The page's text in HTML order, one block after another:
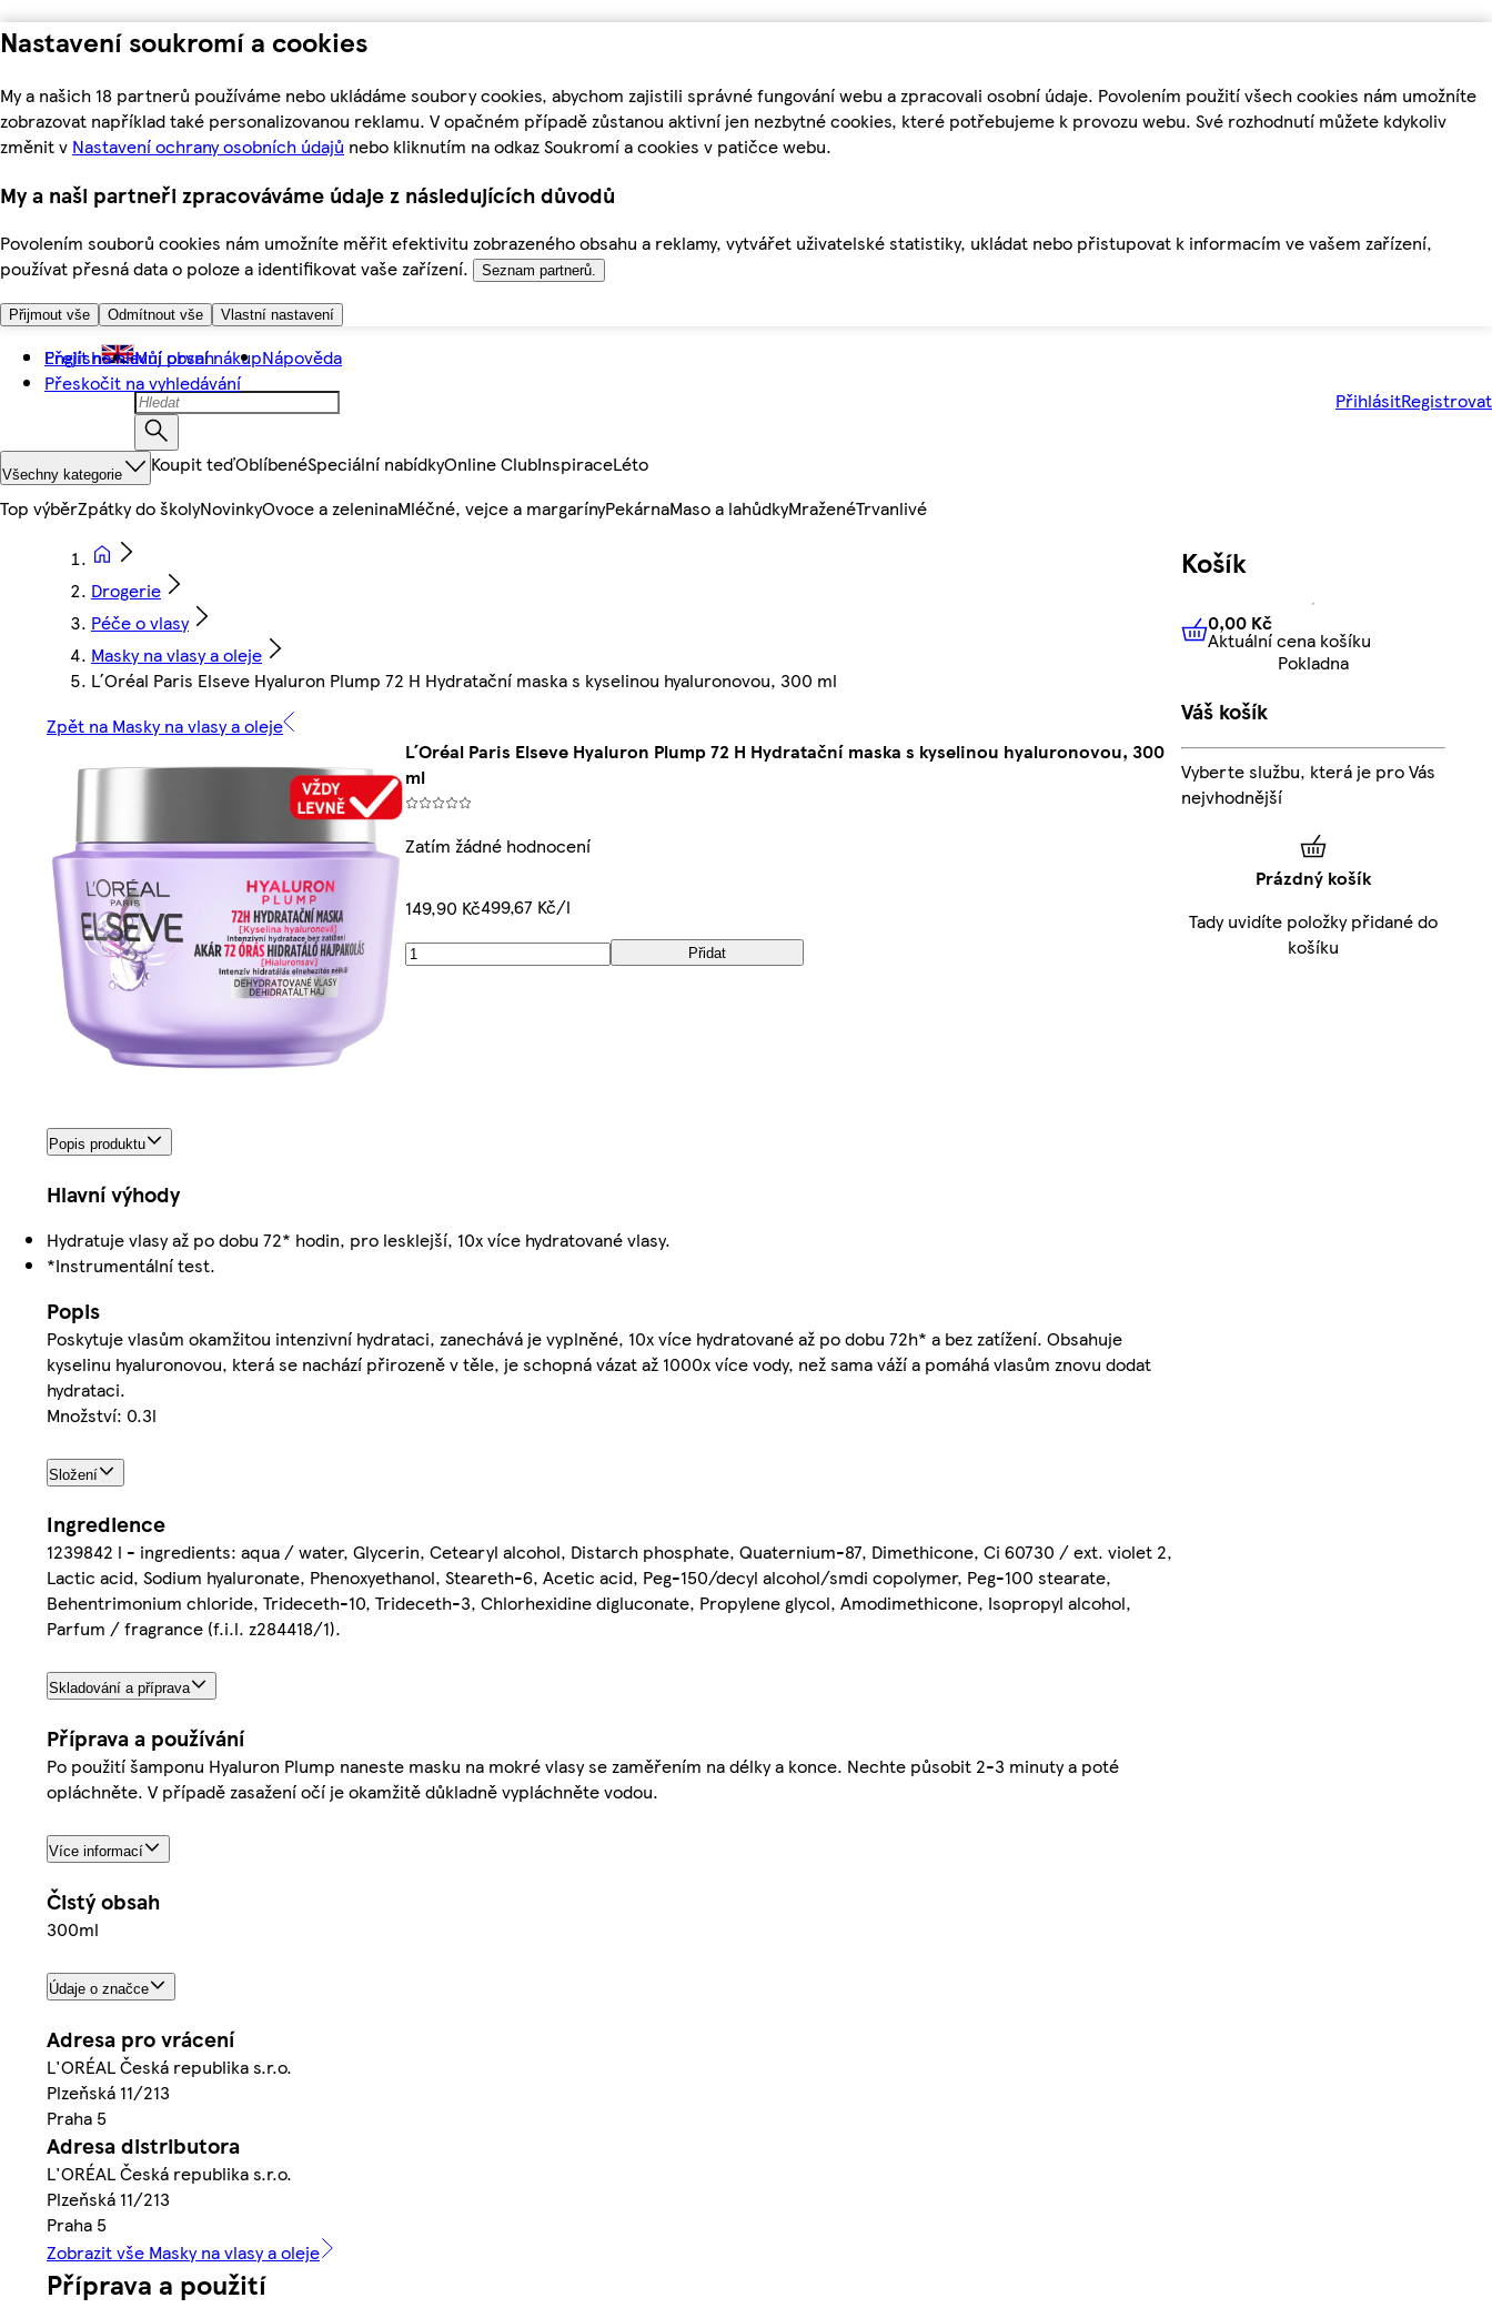
Nastavení soukromí a cookies
My a našich 18 partnerů používáme nebo ukládáme soubory cookies, abychom zajistili správné fungování webu a zpracovali osobní údaje. Povolením použití všech cookies nám umožníte
zobrazovat například také personalizovanou reklamu. V opačném případě zůstanou aktivní jen nezbytné cookies, které potřebujeme k provozu webu. Své rozhodnutí můžete kdykoliv
změnit v Nastavení ochrany osobních údajů nebo kliknutím na odkaz Soukromí a cookies v patičce webu.
My a naši partneři zpracováváme údaje z následujících důvodů
Povolením souborů cookies nám umožníte měřit efektivitu zobrazeného obsahu a reklamy, vytvářet uživatelské statistiky, ukládat nebo přistupovat k informacím ve vašem zařízení,
používat přesná data o poloze a identifikovat vaše zařízení.
Seznam partnerů.
Přijmout vše Odmítnout vše Vlastní nastavení
Přejít na hlavní obsah
Přeskočit na vyhledávání
English Můj první nákupNápověda
PřihlásitRegistrovat
Všechny kategorie Koupit teďOblíbenéSpeciální nabídkyOnline ClubInspiraceLéto
Top výběrZpátky do školyNovinkyOvoce a zeleninaMléčné, vejce a margarínyPekárnaMaso a lahůdkyMraženéTrvanlivé
Drogerie
Péče o vlasy
Masky na vlasy a oleje
L´Oréal Paris Elseve Hyaluron Plump 72 H Hydratační maska s kyselinou hyaluronovou, 300 ml
Zpět na Masky na vlasy a oleje
L´Oréal Paris Elseve Hyaluron Plump 72 H Hydratační maska s kyselinou hyaluronovou, 300
ml
Zatím žádné hodnocení
149,90 Kč499,67 Kč/l
Přidat
Popis produktu
Hlavní výhody
Hydratuje vlasy až po dobu 72* hodin, pro lesklejší, 10x více hydratované vlasy.
*Instrumentální test.
Popis
Poskytuje vlasům okamžitou intenzivní hydrataci, zanechává je vyplněné, 10x více hydratované až po dobu 72h* a bez zatížení. Obsahuje
kyselinu hyaluronovou, která se nachází přirozeně v těle, je schopná vázat až 1000x více vody, než sama váží a pomáhá vlasům znovu dodat
hydrataci.
Množství: 0.3l
Složení
Ingredience
1239842 l - ingredients: aqua / water, Glycerin, Cetearyl alcohol, Distarch phosphate, Quaternium-87, Dimethicone, Ci 60730 / ext. violet 2,
Lactic acid, Sodium hyaluronate, Phenoxyethanol, Steareth-6, Acetic acid, Peg-150/decyl alcohol/smdi copolymer, Peg-100 stearate,
Behentrimonium chloride, Trideceth-10, Trideceth-3, Chlorhexidine digluconate, Propylene glycol, Amodimethicone, Isopropyl alcohol,
Parfum / fragrance (f.i.l. z284418/1).
Skladování a příprava
Příprava a používání
Po použití šamponu Hyaluron Plump naneste masku na mokré vlasy se zaměřením na délky a konce. Nechte působit 2-3 minuty a poté
opláchněte. V případě zasažení očí je okamžitě důkladně vypláchněte vodou.
Více informací
Čistý obsah
300ml
Údaje o značce
Adresa pro vrácení
L'ORÉAL Česká republika s.r.o.
Plzeňská 11/213
Praha 5
Adresa distributora
L'ORÉAL Česká republika s.r.o.
Plzeňská 11/213
Praha 5
Zobrazit vše Masky na vlasy a oleje
Příprava a použití
Košík
0,00 KčAktuální cena košíku
0,00 Kč
Aktuální cena košíku
Pokladna
Váš košík
Vyberte službu, která je pro Vás
nejvhodnější
Prázdný košík
Tady uvidíte položky přidané do
košíku